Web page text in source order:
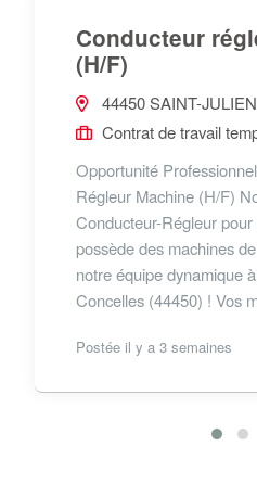
Conducteur
(H/F)
44450 SAINT-
Contrat de travail
Opportunité
Régleur Machine (H/F)
Conducteur-Régleur
possède des machines
notre équipe dynamique
Concelles (44450) ! Vos
Postée il y a 3 semaines